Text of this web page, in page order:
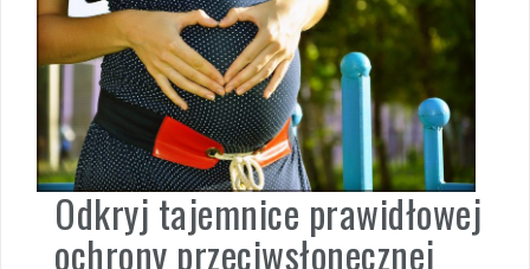
Odkryj tajemnice prawidłowej
ochrony przeciwsłonecznej